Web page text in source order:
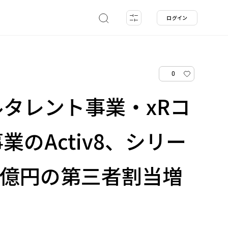
ログイン
0
レント事業・xRコ
のActiv8、シリー
円の第三者割当増